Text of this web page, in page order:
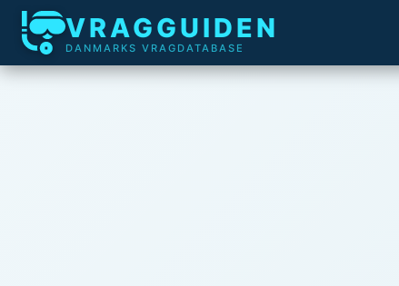
VRAGGUIDEN
DANMARKS VRAGDATABASE